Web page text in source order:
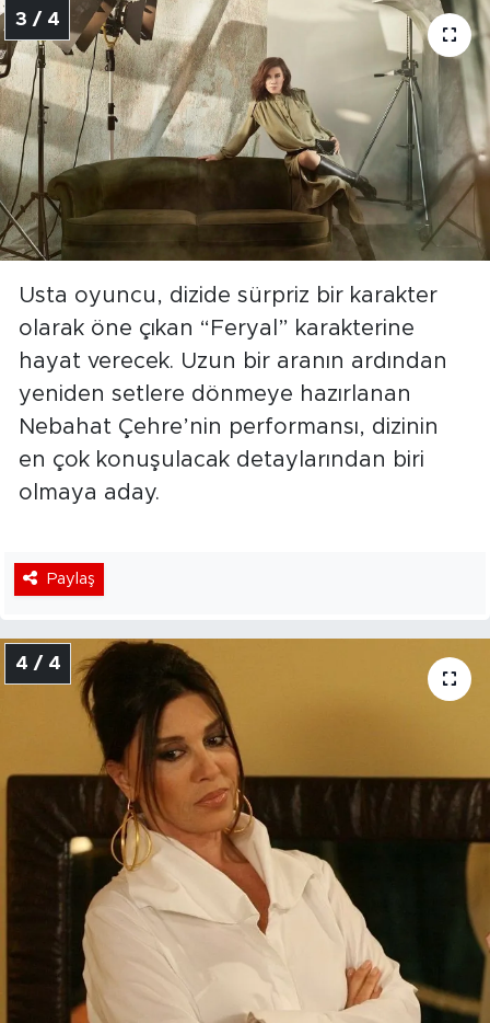
3 / 4
Usta oyuncu, dizide sürpriz bir karakter
olarak öne çıkan “Feryal” karakterine
hayat verecek. Uzun bir aranın ardından
yeniden setlere dönmeye hazırlanan
Nebahat Çehre’nin performansı, dizinin
en çok konuşulacak detaylarından biri
olmaya aday.
Paylaş
4 / 4